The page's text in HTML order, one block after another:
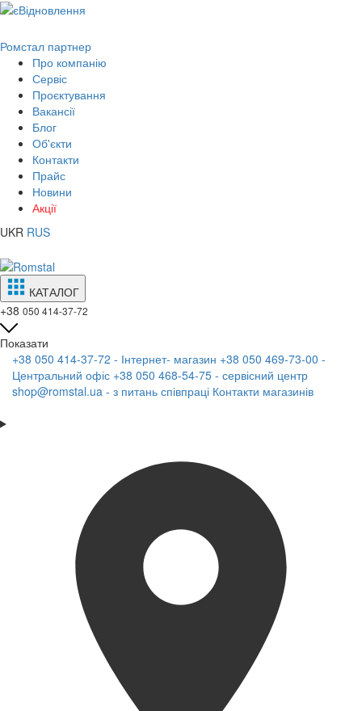
Ромстал партнер
Про компанію
Сервіс
Проєктування
Вакансії
Блог
Об'єкти
Контакти
Прайс
Новини
Акції
UKR RUS
КАТАЛОГ
+38 050 414-37-72
Показати
+38 050 414-37-72 - Інтернет- магазин +38 050 469-73-00 -
Центральний офіс +38 050 468-54-75 - сервісний центр
shop@romstal.ua - з питань співпраці Контакти магазинів